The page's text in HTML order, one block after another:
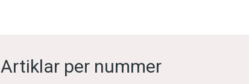
Artiklar per nummer